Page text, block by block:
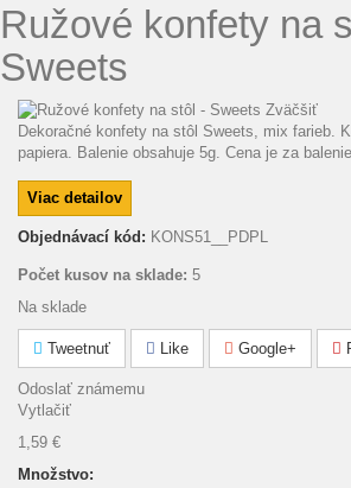
Ružové konfety na
Sweets
Zväčšiť
Dekoračné konfety na stôl Sweets, mix farieb.
papiera. Balenie obsahuje 5g. Cena je za
Viac detailov
Objednávací kód: KONS51__PDPL
Počet kusov na sklade: 5
Na sklade
Tweetnuť Like Google+
Odoslať známemu
Vytlačiť
1,59 €
Množstvo: